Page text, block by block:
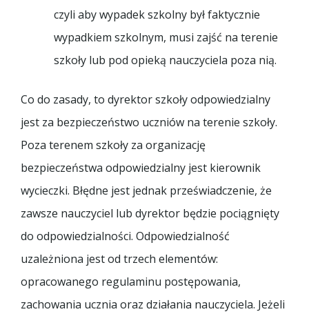
czyli aby wypadek szkolny był faktycznie
wypadkiem szkolnym, musi zajść na terenie
szkoły lub pod opieką nauczyciela poza nią.
Co do zasady, to dyrektor szkoły odpowiedzialny
jest za bezpieczeństwo uczniów na terenie szkoły.
Poza terenem szkoły za organizację
bezpieczeństwa odpowiedzialny jest kierownik
wycieczki. Błędne jest jednak przeświadczenie, że
zawsze nauczyciel lub dyrektor będzie pociągnięty
do odpowiedzialności. Odpowiedzialność
uzależniona jest od trzech elementów:
opracowanego regulaminu postępowania,
zachowania ucznia oraz działania nauczyciela. Jeżeli